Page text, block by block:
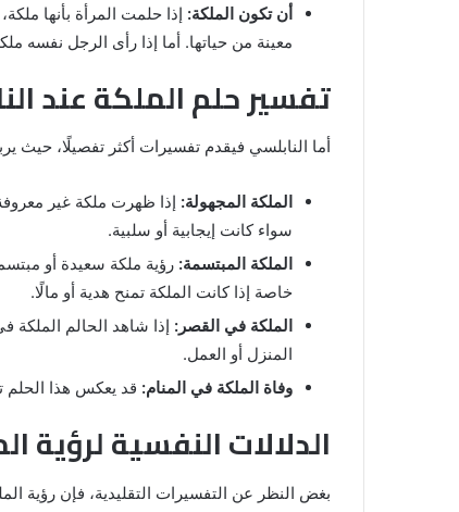
أن تكون الملكة: إذا حلمت المرأة بأنها
معينة من حياتها. أما إذا رأى الرجل نفسه
تفسير حلم الملكة عند
أما النابلسي فيقدم تفسيرات أكثر تفصيلًا، حيث
الملكة المجهولة: إذا ظهرت ملكة غير
سواء كانت إيجابية أو سلبية.
الملكة المبتسمة: رؤية ملكة سعيدة أو
خاصة إذا كانت الملكة تمنح هدية أو مالًا.
الملكة في القصر: إذا شاهد الحالم
المنزل أو العمل.
وفاة الملكة في المنام: قد يعكس هذا الحلم
الدلالات النفسية لرؤية
بغض النظر عن التفسيرات التقليدية، فإن رؤية